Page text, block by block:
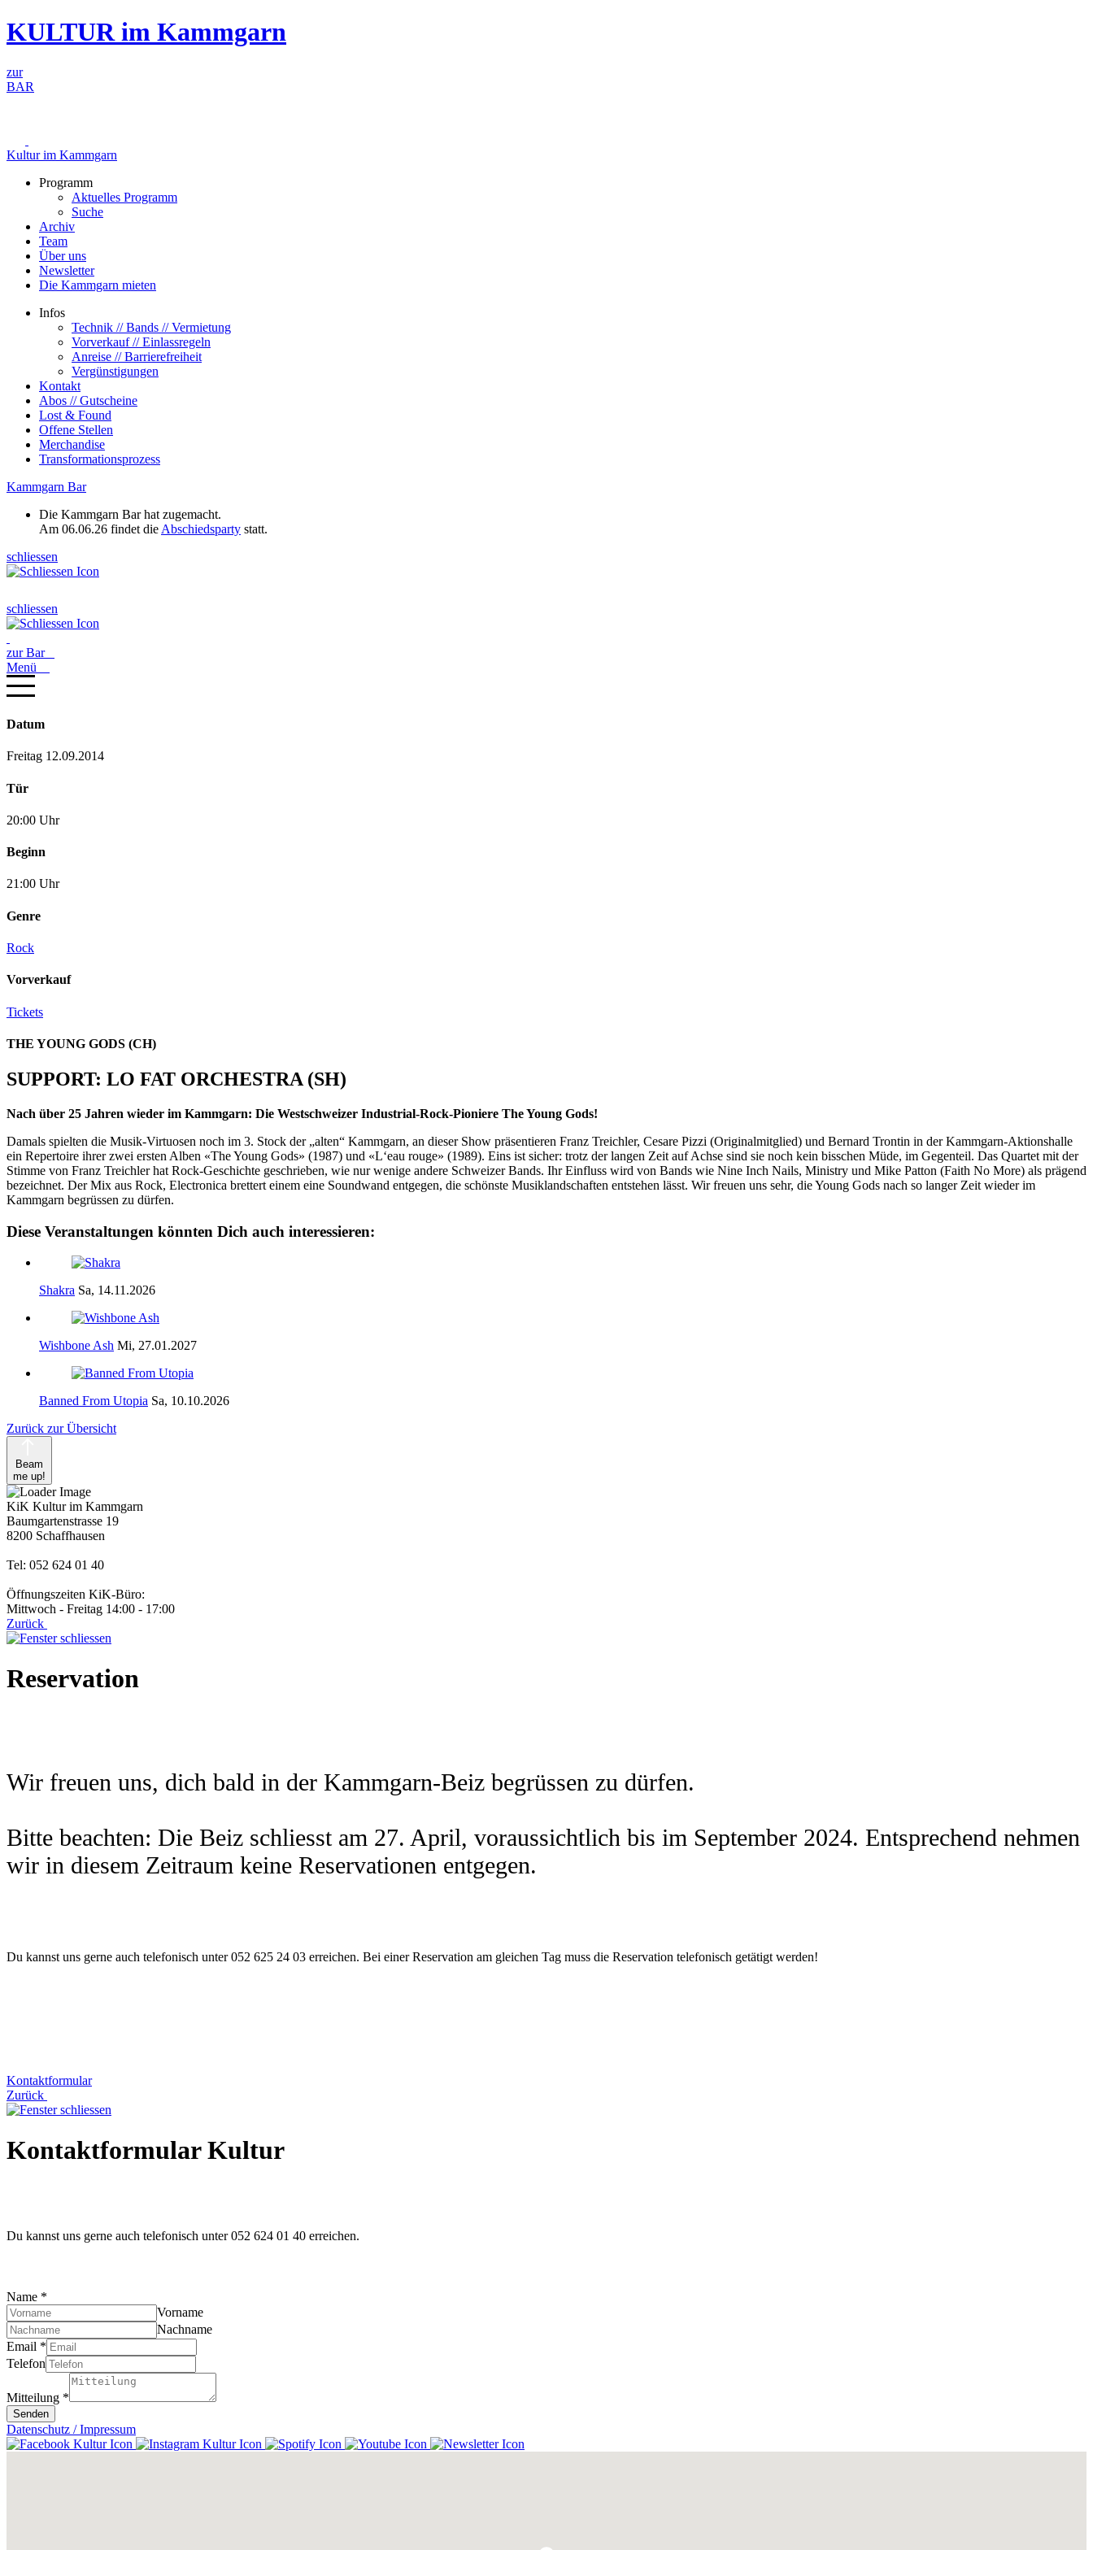
Zum
Inhalt
KULTUR im Kammgarn
zur
BAR
Kultur im Kammgarn
Programm
Aktuelles Programm
Suche
Archiv
Team
Über uns
Newsletter
Die Kammgarn mieten
Infos
Technik // Bands // Vermietung
Vorverkauf // Einlassregeln
Anreise // Barrierefreiheit
Vergünstigungen
Kontakt
Abos // Gutscheine
Lost & Found
Offene Stellen
Merchandise
Transformationsprozess
Kammgarn Bar
Die Kammgarn Bar hat zugemacht.
Am 06.06.26 findet die Abschiedsparty statt.
schliessen
schliessen
zur Bar
Menü
Datum
Freitag 12.09.2014
Tür
20:00 Uhr
Beginn
21:00 Uhr
Genre
Rock
Vorverkauf
Tickets
THE YOUNG GODS (CH)
SUPPORT: LO FAT ORCHESTRA (SH)
Nach über 25 Jahren wieder im Kammgarn: Die Westschweizer Industrial-Rock-Pioniere The Young Gods!
Damals spielten die Musik-Virtuosen noch im 3. Stock der „alten“ Kammgarn, an dieser Show präsentieren Franz Treichler, Cesare Pizzi (Originalmitglied) und Bernard Trontin in der Kammgarn-Aktionshalle
ein Repertoire ihrer zwei ersten Alben «The Young Gods» (1987) und «L‘eau rouge» (1989). Eins ist sicher: trotz der langen Zeit auf Achse sind sie noch kein bisschen Müde, im Gegenteil. Das Quartet mit der
Stimme von Franz Treichler hat Rock-Geschichte geschrieben, wie nur wenige andere Schweizer Bands. Ihr Einfluss wird von Bands wie Nine Inch Nails, Ministry und Mike Patton (Faith No More) als prägend
bezeichnet. Der Mix aus Rock, Electronica brettert einem eine Soundwand entgegen, die schönste Musiklandschaften entstehen lässt. Wir freuen uns sehr, die Young Gods nach so langer Zeit wieder im
Kammgarn begrüssen zu dürfen.
Diese Veranstaltungen könnten Dich auch interessieren:
Shakra Sa, 14.11.2026
Wishbone Ash Mi, 27.01.2027
Banned From Utopia Sa, 10.10.2026
Zurück zur Übersicht
Beam
me up!
KiK Kultur im Kammgarn
Baumgartenstrasse 19
8200 Schaffhausen
Tel: 052 624 01 40
Öffnungszeiten KiK-Büro:
Mittwoch - Freitag 14:00 - 17:00
Zurück
Reservation
Wir freuen uns, dich bald in der Kammgarn-Beiz begrüssen zu dürfen.
Bitte beachten: Die Beiz schliesst am 27. April, voraussichtlich bis im September 2024. Entsprechend nehmen
wir in diesem Zeitraum keine Reservationen entgegen.
Du kannst uns gerne auch telefonisch unter 052 625 24 03 erreichen. Bei einer Reservation am gleichen Tag muss die Reservation telefonisch getätigt werden!
Kontaktformular
Zurück
Kontaktformular Kultur
Du kannst uns gerne auch telefonisch unter 052 624 01 40 erreichen.
Name *
Vorname
Nachname
Email *
Telefon
Mitteilung *
Senden
Datenschutz / Impressum